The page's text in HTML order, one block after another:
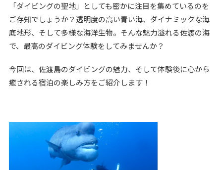
「ダイビングの聖地」としても密かに注目を集めているのを
ご存知でしょうか？透明度の高い青い海、ダイナミックな海
底地形、そして多様な海洋生物。そんな魅力溢れる佐渡の海
で、最高のダイビング体験をしてみませんか？
今回は、佐渡島のダイビングの魅力、そして体験後に心から
癒される宿泊の楽しみ方をご紹介します！